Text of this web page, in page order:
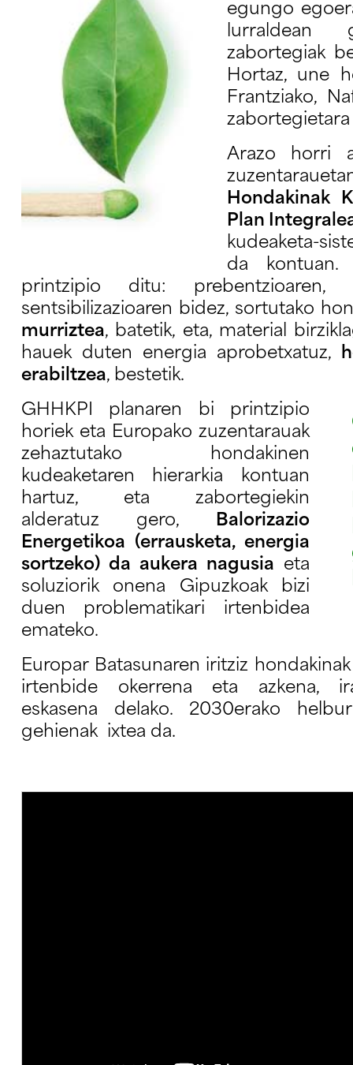
egungo
lurraldean
zabortegiak
Hortaz, une
Frantziako,
Arazo horri
Hondakinak
Plan
kudeaketa-
da kontuan.
printzipio ditu: prebentzioaren,
sentsibilizazioaren bidez, sortutako
murriztea, batetik, eta, material
hauek duten energia aprobetxatuz,
erabiltzea, bestetik.
GHHKPI planaren bi printzipio
horiek eta Europako zuzentarauak
zehaztutako hondakinen
kudeaketaren hierarkia kontuan
hartuz, eta zabortegiekin
alderatuz gero,
Balorizazio
Energetikoa (errausketa, energia
sortzeko) da aukera nagusia eta
soluziorik onena Gipuzkoak bizi
duen problematikari irtenbidea
emateko.
Europar Batasunaren iritziz
irtenbide okerrena eta azkena,
eskasena delako. 2030erako
gehienak ixtea da.